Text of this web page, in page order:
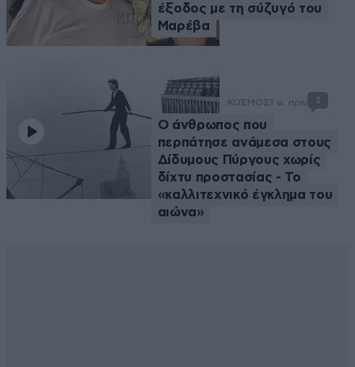
έξοδος με τη σύζυγό του
Μαρέβα
ΚΟΣΜΟΣ 1 ω. πριν 2
Ο άνθρωπος που
περπάτησε ανάμεσα στους
Δίδυμους Πύργους χωρίς
δίχτυ προστασίας - Το
«καλλιτεχνικό έγκλημα του
αιώνα»